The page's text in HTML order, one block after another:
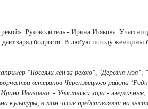
Руководитель - Ирина Изякова.
дает заряд бодрости. В любую погоду женщины
"Посеяли лен за рекою", "Деревня моя",
ветеранов Череповецкого района
Ивановна. - Участники хора -
культуры, в том числе представляют на